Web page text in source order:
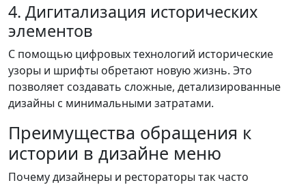
4. Дигитализация исторических
элементов
С помощью цифровых технологий исторические
узоры и шрифты обретают новую жизнь. Это
позволяет создавать сложные, детализированные
дизайны с минимальными затратами.
Преимущества обращения к
истории в дизайне меню
Почему дизайнеры и рестораторы так часто